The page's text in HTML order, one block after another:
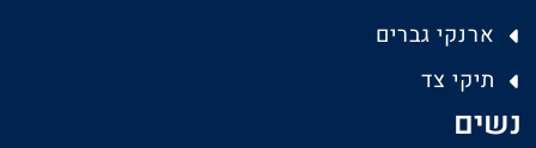
ארנקי גברים
תיקי צד
נשים